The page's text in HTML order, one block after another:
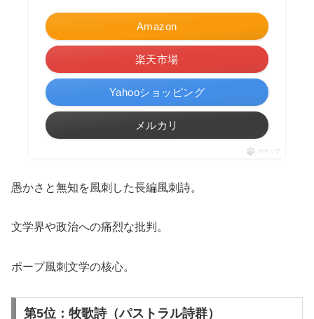
Amazon
楽天市場
Yahooショッピング
メルカリ
ポチップ
愚かさと無知を風刺した長編風刺詩。
文学界や政治への痛烈な批判。
ポープ風刺文学の核心。
第5位：牧歌詩（パストラル詩群）